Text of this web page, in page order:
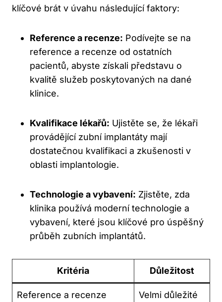
klíčové brát v úvahu následující faktory:
Reference a recenze: Podívejte se na
reference a recenze od ostatních
pacientů, abyste získali představu o
kvalitě služeb poskytovaných na dané
klinice.
Kvalifikace lékařů: Ujistěte se, že lékaři
provádějící zubní implantáty mají
dostatečnou kvalifikaci a zkušenosti v
oblasti implantologie.
Technologie a vybavení: Zjistěte, zda
klinika používá moderní technologie a
vybavení, které jsou klíčové pro úspěšný
průběh zubních implantátů.
Kritéria Důležitost
Reference a recenze Velmi důležité